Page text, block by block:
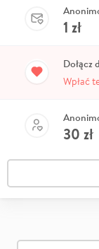
1 zł
Dołącz
Wpłać
30 zł